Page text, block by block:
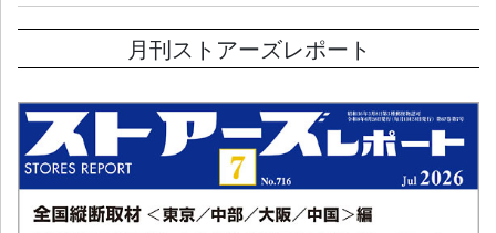
月刊ストアーズレポート